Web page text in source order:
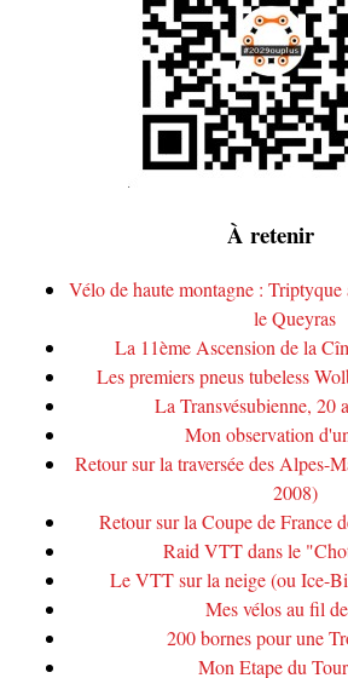
À retenir
Vélo de haute montagne : Triptyque
le Queyras
La 11ème Ascension de la
Les premiers pneus tubeless
La Transvésubienne, 20
Mon observation
Retour sur la traversée des Alpes-
2008)
Retour sur la Coupe de France
Raid VTT dans le
Le VTT sur la neige (ou Ice-
Mes vélos au fil
200 bornes pour une
Mon Etape du